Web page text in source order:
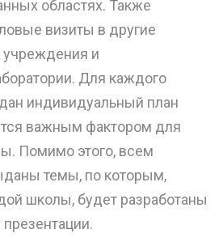
областях. Также
визиты в другие
учреждения и
Для каждого
индивидуальный план
важным фактором для
Помимо этого, всем
темы, по которым,
школы, будет разработаны